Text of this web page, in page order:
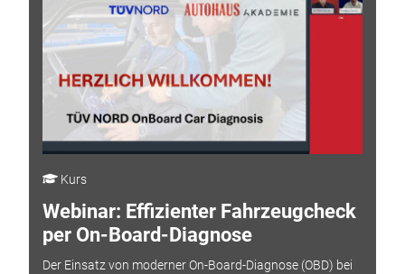
Kurs
Webinar: Effizienter Fahrzeugcheck
per On-Board-Diagnose
Der Einsatz von moderner On-Board-Diagnose (OBD) bei